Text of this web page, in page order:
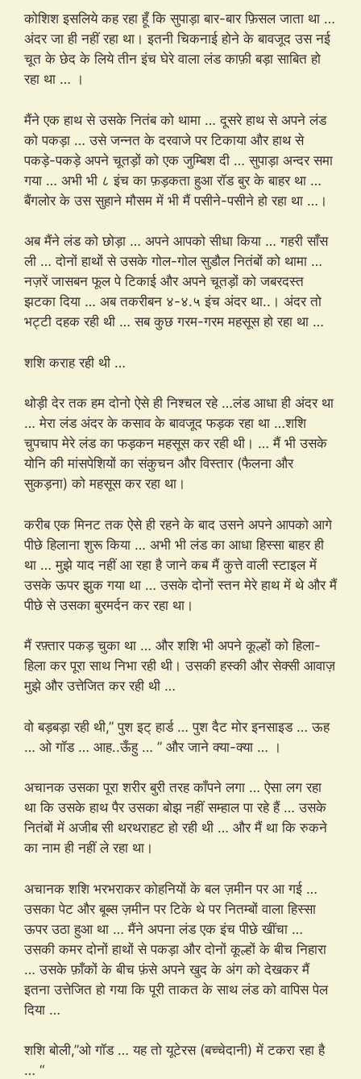
कोशिश इसलिये कह रहा हूँ कि सुपाड़ा बार-बार फ़िसल जाता था …
अंदर जा ही नहीं रहा था। इतनी चिकनाई होने के बावजूद उस नई
चूत के छेद के लिये तीन इंच घेरे वाला लंड काफ़ी बड़ा साबित हो
रहा था … ।
मैंने एक हाथ से उसके नितंब को थामा … दूसरे हाथ से अपने लंड
को पकड़ा … उसे जन्नत के दरवाजे पर टिकाया और हाथ से
पकड़े-पकड़े अपने चूतड़ों को एक जुम्बिश दी … सुपाड़ा अन्दर समा
गया … अभी भी ८ इंच का फ़ड़कता हुआ रॉड बुर के बाहर था …
बैंगलोर के उस सुहाने मौसम में भी मैं पसीने-पसीने हो रहा था …।
अब मैंने लंड को छोड़ा … अपने आपको सीधा किया … गहरी साँस
ली … दोनों हाथों से उसके गोल-गोल सुडौल नितंबों को थामा …
नज़रें जासबन फूल पे टिकाई और अपने चूतड़ों को जबरदस्त
झटका दिया … अब तकरीबन ४-४.५ इंच अंदर था..। अंदर तो
भट्टी दहक रही थी … सब कुछ गरम-गरम महसूस हो रहा था …
शशि कराह रही थी …
थोड़ी देर तक हम दोनो ऐसे ही निश्चल रहे …लंड आधा ही अंदर था
… मेरा लंड अंदर के कसाव के बावजूद फड़क रहा था …शशि
चुपचाप मेरे लंड का फड़कन महसूस कर रही थी। … मैं भी उसके
योनि की मांसपेशियों का संकुचन और विस्तार (फैलना और
सुकड़ना) को महसूस कर रहा था।
करीब एक मिनट तक ऐसे ही रहने के बाद उसने अपने आपको आगे
पीछे हिलाना शुरू किया … अभी भी लंड का आधा हिस्सा बाहर ही
था … मुझे याद नहीं आ रहा है जाने कब मैं कुत्ते वाली स्टाइल में
उसके ऊपर झुक गया था … उसके दोनों स्तन मेरे हाथ में थे और मैं
पीछे से उसका बुरमर्दन कर रहा था।
मैं रफ़्तार पकड़ चुका था … और शशि भी अपने कूल्हों को हिला-
हिला कर पूरा साथ निभा रही थी। उसकी हस्की और सेक्सी आवाज़
मुझे और उत्तेजित कर रही थी …
वो बड़बड़ा रही थी,” पुश इट् हार्ड … पुश दैट मोर इनसाइड … ऊह
… ओ गॉड … आह..ऊँहु … ” और जाने क्या-क्या … ।
अचानक उसका पूरा शरीर बुरी तरह काँपने लगा … ऐसा लग रहा
था कि उसके हाथ पैर उसका बोझ नहीं सम्हाल पा रहे हैं … उसके
नितंबों में अजीब सी थरथराहट हो रही थी … और मैं था कि रुकने
का नाम ही नहीं ले रहा था।
अचानक शशि भरभराकर कोहनियों के बल ज़मीन पर आ गई …
उसका पेट और बूब्स ज़मीन पर टिके थे पर नितम्बों वाला हिस्सा
ऊपर उठा हुआ था … मैंने अपना लंड एक इंच पीछे खींचा …
उसकी कमर दोनों हाथों से पकड़ा और दोनों कूल्हों के बीच निहारा
… उसके फ़ाँकों के बीच फ़ंसे अपने खुद के अंग को देखकर मैं
इतना उत्तेजित हो गया कि पूरी ताकत के साथ लंड को वापिस पेल
दिया …
शशि बोली,”ओ गॉड … यह तो यूटेरस (बच्चेदानी) में टकरा रहा है
… “